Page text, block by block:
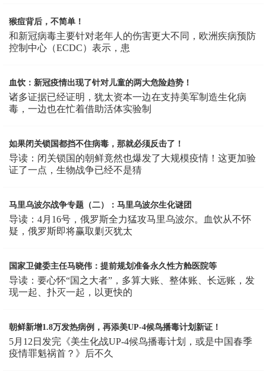
猴痘背后，不简单！
和新冠病毒主要针对老年人的伤害更大不同，欧洲疾病预防
控制中心（ECDC）表示，患
血饮：新冠疫情出现了针对儿童的两大危险趋势！
诸多证据已经证明，犹太资本一边在支持美军制造生化病
毒，一边也在忙着借助活体实验制
如果闭关锁国都挡不住病毒，那就必须反击了！
导读：闭关锁国的朝鲜竟然也爆发了大规模疫情！这更加验
证了一点，生物战争已经不是猜
马里乌波尔战争专题（二）：马里乌波尔生化谜团
导读：4月16号，俄罗斯全力猛攻马里乌波尔。血饮从不怀
疑，俄罗斯即将赢取剿灭犹太
国家卫健委主任马晓伟：提前规划准备永久性方舱医院等
导读：要心怀“国之大者”，多算大账、整体账、长远账，发
现一起、扑灭一起，以更快的
朝鲜新增1.8万发热病例，再添美UP-4候鸟播毒计划新证！
5月12日发完《美生化战UP-4候鸟播毒计划，或是中国春季
疫情罪魁祸首？》后不久